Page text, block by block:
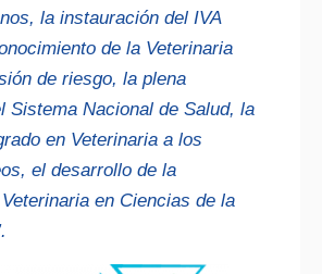
la instauración del IVA
de la Veterinaria
de riesgo, la plena
Sistema Nacional de Salud, la
en Veterinaria a los
el desarrollo de la
en Ciencias de la